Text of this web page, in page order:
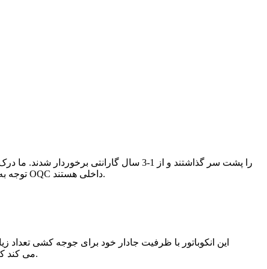
توجه به سفارشات نمونه یا انبوه، همه ماشین‌ها تحت کنترل دقیق کیفیت از جمله بازرسی مواد خام، در بازرسی تولید، تست پیری 2 ساعته، بازرسی OQC داخلی هستند.
این انکوباتور با ظرفیت جادار خود برای جوجه کشی
می کند که محیط داخل انکوباتور همیشه برای رشد تخم ها بهینه است و بهترین شرایط ممکن را برای جوجه کشی برای آنها فراهم می کند.